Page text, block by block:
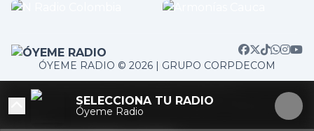
ÓYEME RADIO © 2026 | GRUPO CORPDECOM
SELECCIONA TU RADIO
Óyeme Radio
/home/corpdeco/radios.colradiotv.com/wp-
content/themes/nexotuner/parts/player-aside.php on